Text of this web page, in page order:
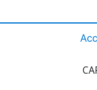
AMPLIFICATEURS